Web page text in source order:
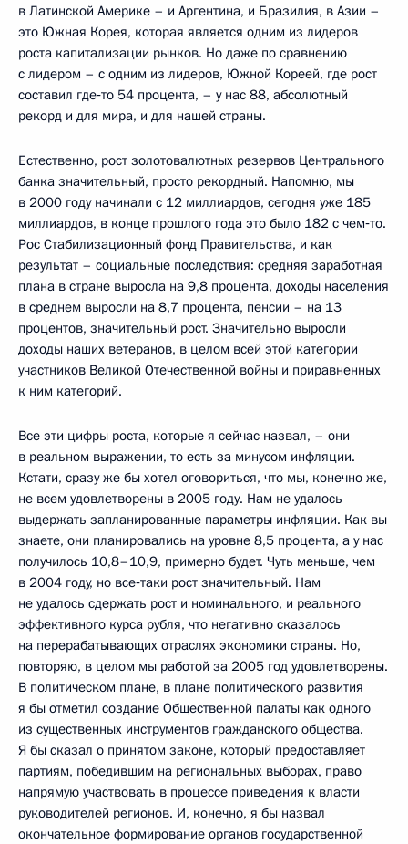
в Латинской Америке – и Аргентина, и Бразилия, в Азии –
это Южная Корея, которая является одним из лидеров
роста капитализации рынков. Но даже по сравнению
с лидером – с одним из лидеров, Южной Кореей, где рост
составил где‑то 54 процента, – у нас 88, абсолютный
рекорд и для мира, и для нашей страны.
Естественно, рост золотовалютных резервов Центрального
банка значительный, просто рекордный. Напомню, мы
в 2000 году начинали с 12 миллиардов, сегодня уже 185
миллиардов, в конце прошлого года это было 182 с чем‑то.
Рос Стабилизационный фонд Правительства, и как
результат – социальные последствия: средняя заработная
плана в стране выросла на 9,8 процента, доходы населения
в среднем выросли на 8,7 процента, пенсии – на 13
процентов, значительный рост. Значительно выросли
доходы наших ветеранов, в целом всей этой категории
участников Великой Отечественной войны и приравненных
к ним категорий.
Все эти цифры роста, которые я сейчас назвал, – они
в реальном выражении, то есть за минусом инфляции.
Кстати, сразу же бы хотел оговориться, что мы, конечно же,
не всем удовлетворены в 2005 году. Нам не удалось
выдержать запланированные параметры инфляции. Как вы
знаете, они планировались на уровне 8,5 процента, а у нас
получилось 10,8–10,9, примерно будет. Чуть меньше, чем
в 2004 году, но все‑таки рост значительный. Нам
не удалось сдержать рост и номинального, и реального
эффективного курса рубля, что негативно сказалось
на перерабатывающих отраслях экономики страны. Но,
повторяю, в целом мы работой за 2005 год удовлетворены.
В политическом плане, в плане политического развития
я бы отметил создание Общественной палаты как одного
из существенных инструментов гражданского общества.
Я бы сказал о принятом законе, который предоставляет
партиям, победившим на региональных выборах, право
напрямую участвовать в процессе приведения к власти
руководителей регионов. И, конечно, я бы назвал
окончательное формирование органов государственной